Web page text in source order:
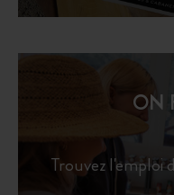
ON
Trouvez l'emploi